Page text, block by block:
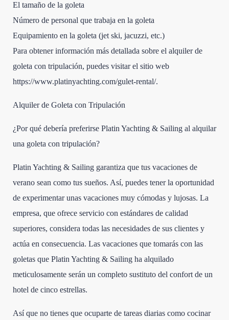
El tamaño de la goleta
Número de personal que trabaja en la goleta
Equipamiento en la goleta (jet ski, jacuzzi, etc.)
Para obtener información más detallada sobre el alquiler de
goleta con tripulación, puedes visitar el sitio web
https://www.platinyachting.com/gulet-rental/.
Alquiler de Goleta con Tripulación
¿Por qué debería preferirse Platin Yachting & Sailing al alquilar
una goleta con tripulación?
Platin Yachting & Sailing garantiza que tus vacaciones de
verano sean como tus sueños. Así, puedes tener la oportunidad
de experimentar unas vacaciones muy cómodas y lujosas. La
empresa, que ofrece servicio con estándares de calidad
superiores, considera todas las necesidades de sus clientes y
actúa en consecuencia. Las vacaciones que tomarás con las
goletas que Platin Yachting & Sailing ha alquilado
meticulosamente serán un completo sustituto del confort de un
hotel de cinco estrellas.
Así que no tienes que ocuparte de tareas diarias como cocinar